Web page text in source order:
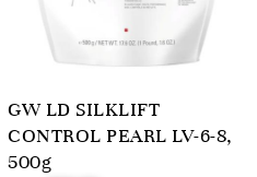
GW LD SILKLIFT
CONTROL PEARL LV-6-8,
500g